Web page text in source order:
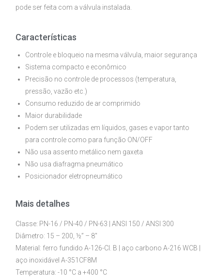
pode ser feita com a válvula instalada.
Características
Controle e bloqueio na mesma válvula, maior segurança
Sistema compacto e econômico
Precisão no controle de processos (temperatura,
pressão, vazão etc.)
Consumo reduzido de ar comprimido
Maior durabilidade
Podem ser utilizadas em líquidos, gases e vapor tanto
para controle como para função ON/OFF
Não usa assento metálico nem gaxeta
Não usa diafragma pneumático
Posicionador eletropneumático
Mais detalhes
Classe: PN-16 / PN-40 / PN-63 | ANSI 150 / ANSI 300
Diâmetro: 15 – 200, ½” – 8″
Material: ferro fundido A-126-Cl. B | aço carbono A-216 WCB |
aço inoxidável A-351CF8M
Temperatura: -10 °C a +400 °C